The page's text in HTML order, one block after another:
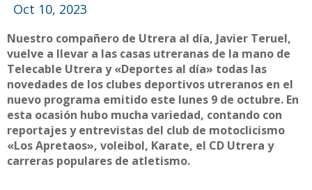
Oct 10, 2023
Nuestro compañero de Utrera al día, Javier Teruel,
vuelve a llevar a las casas utreranas de la mano de
Telecable Utrera y «Deportes al día» todas las
novedades de los clubes deportivos utreranos en el
nuevo programa emitido este lunes 9 de octubre. En
esta ocasión hubo mucha variedad, contando con
reportajes y entrevistas del club de motoclicismo
«Los Apretaos», voleibol, Karate, el CD Utrera y
carreras populares de atletismo.